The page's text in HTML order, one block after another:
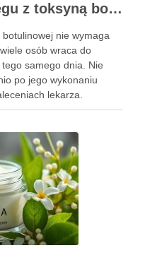
Czego unikać po zabiegu z toksyną botulinową?
nie wymaga
osób wraca do
samego dnia. Nie
po jego wykonaniu
lekarza.
mają znaczenie dla